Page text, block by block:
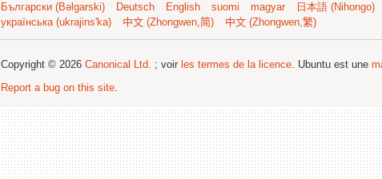
Български (Bəlgarski)
Deutsch English suomi magyar 日本語 (Nihongo)
українська (ukrajins'ka)
中文 (Zhongwen,简) 中文 (Zhongwen,繁)
Copyright © 2026 Canonical Ltd. ; voir les termes de la licence. Ubuntu est une
Report a bug on this site.